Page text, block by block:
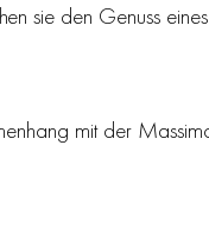
sie den Genuss
mit der